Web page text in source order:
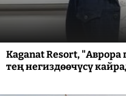
Kaganat Resort,
тең негиздөөчүсү